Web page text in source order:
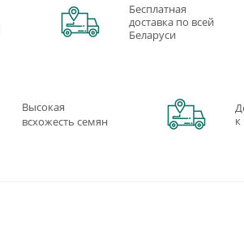
Бесплатная
доставка по всей
Беларуси
Высокая
всхожесть семян
к